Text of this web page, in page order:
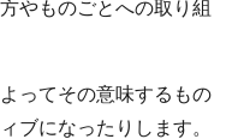
やものごとへの取り組
ってその意味するもの
ブになったりします。